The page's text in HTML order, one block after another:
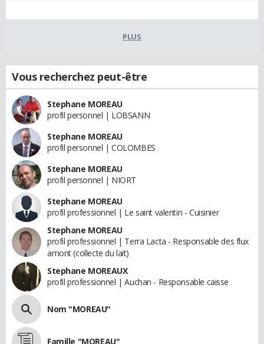
PLUS
Vous recherchez peut-être
Stephane MOREAU
profil personnel | LOBSANN
Stephane MOREAU
profil personnel | COLOMBES
Stephane MOREAU
profil personnel | NIORT
Stephane MOREAU
profil professionnel | Le saint valentin - Cuisinier
Stephane MOREAU
profil professionnel | Terra Lacta - Responsable des flux
amont (collecte du lait)
Stephane MOREAUX
profil professionnel | Auchan - Responsable caisse
Nom "MOREAU"
Famille "MOREAU"